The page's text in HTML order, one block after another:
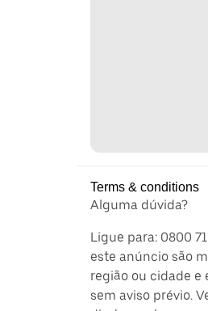
Terms & conditions
Alguma dúvida?
Ligue para: 0800
este anúncio são
região ou cidade e
sem aviso prévio.